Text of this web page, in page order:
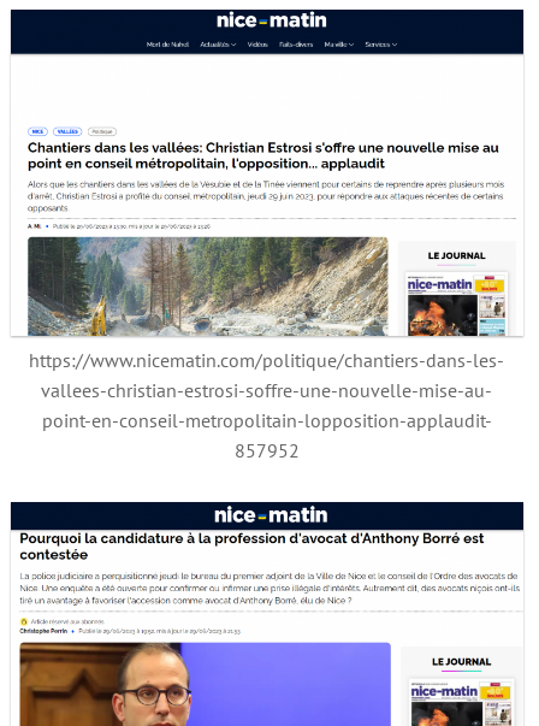
https://www.nicematin.com/politique/chantiers-dans-les-
vallees-christian-estrosi-soffre-une-nouvelle-mise-au-
point-en-conseil-metropolitain-lopposition-applaudit-
857952